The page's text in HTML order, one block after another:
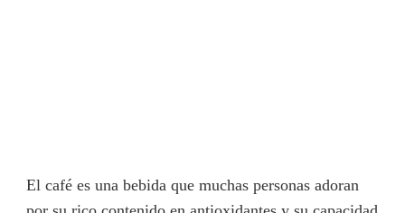
El café es una bebida que muchas personas adoran